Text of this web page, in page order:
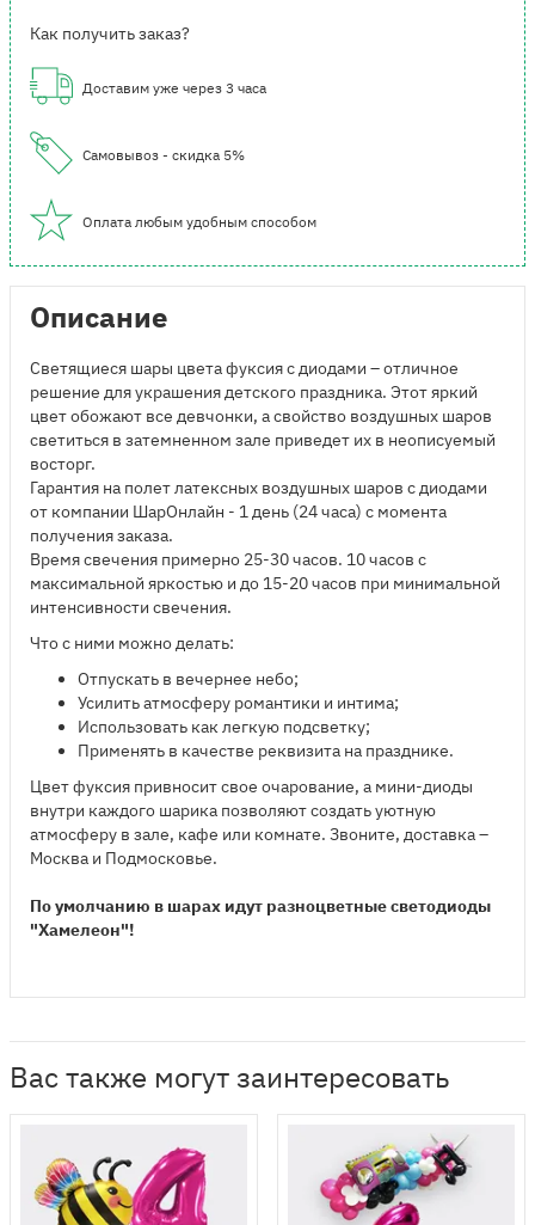
Как получить заказ?
Доставим уже через 3 часа
Самовывоз - скидка 5%
Оплата любым удобным способом
Описание
Светящиеся шары цвета фуксия с диодами – отличное
решение для украшения детского праздника. Этот яркий
цвет обожают все девчонки, а свойство воздушных шаров
светиться в затемненном зале приведет их в неописуемый
восторг.
Гарантия на полет латексных воздушных шаров с диодами
от компании ШарОнлайн - 1 день (24 часа) с момента
получения заказа.
Время свечения примерно 25-30 часов. 10 часов с
максимальной яркостью и до 15-20 часов при минимальной
интенсивности свечения.
Что с ними можно делать:
Отпускать в вечернее небо;
Усилить атмосферу романтики и интима;
Использовать как легкую подсветку;
Применять в качестве реквизита на празднике.
Цвет фуксия привносит свое очарование, а мини-диоды
внутри каждого шарика позволяют создать уютную
атмосферу в зале, кафе или комнате. Звоните, доставка –
Москва и Подмосковье.
По умолчанию в шарах идут разноцветные светодиоды
"Хамелеон"!
Вас также могут заинтересовать